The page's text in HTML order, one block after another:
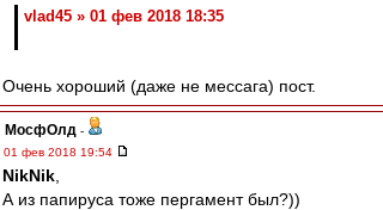
vlad45 » 01 фев 2018 18:35
Очень хороший (даже не мессага) пост.
МосфОлд -
01 фев 2018 19:54
NikNik
А из папируса тоже пергамент был?))